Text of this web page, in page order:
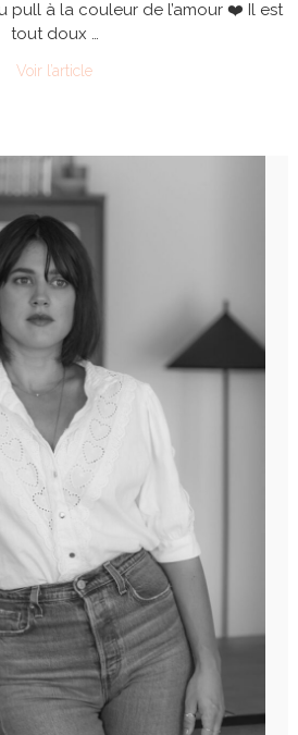
pull à la couleur de l’amour ❤️ Il est
tout doux …
Voir l’article